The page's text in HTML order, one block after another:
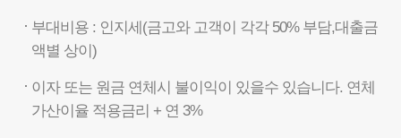
부대비용 : 인지세(금고와 고객이 각각 50% 부담,대출금
액별 상이)
이자 또는 원금 연체시 불이익이 있을수 있습니다. 연체
가산이율 적용금리 + 연 3%